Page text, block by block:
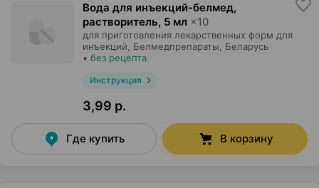
Вода для инъекций-белмед,
растворитель, 5 мл ×10
для приготовления лекарственных форм для
инъекций,
Белмедпрепараты , Беларусь
• без рецепта
Инструкция
3,99 р.
Где купить В корзину